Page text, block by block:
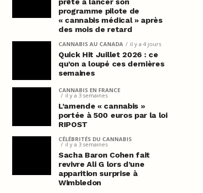
programme pilote de
« cannabis médical » après
des mois de retard
CANNABIS AU CANADA il y a 4 jours
Quick Hit Juillet 2026 : ce
qu’on a loupé ces dernières
semaines
CANNABIS EN FRANCE
il y a 3 semaines
L’amende « cannabis »
portée à 500 euros par la loi
RIPOST
CÉLÉBRITÉS DU CANNABIS
il y a 3 semaines
Sacha Baron Cohen fait
revivre Ali G lors d’une
apparition surprise à
Wimbledon